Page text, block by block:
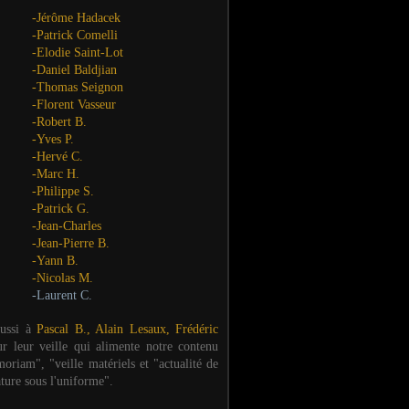
-Jérôme Hadacek
-Patrick Comelli
-Elodie Saint-Lot
-Daniel Baldjian
-Thomas Seignon
-Florent Vasseur
-Robert B.
-Yves P.
-Hervé C.
-Marc H.
-Philippe S.
-Patrick G.
-Jean-Charles
-Jean-Pierre B.
-Yann B.
-Nicolas M.
-Laurent C.
àPascal B., Alain Lesaux, Frédéric
leur veille qui alimente notre contenu
"veille matériels et "actualité de
sous l'uniforme".